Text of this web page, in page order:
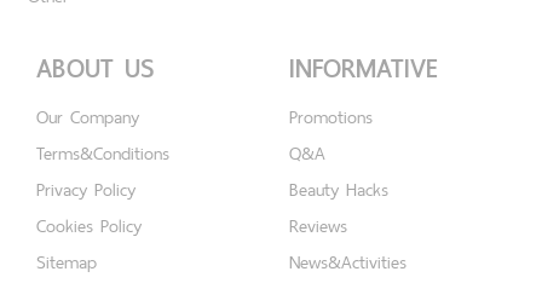
ABOUT US
Our Company
Terms&Conditions
Privacy Policy
Cookies Policy
Sitemap
INFORMATIVE
Promotions
Q&A
Beauty Hacks
Reviews
News&Activities